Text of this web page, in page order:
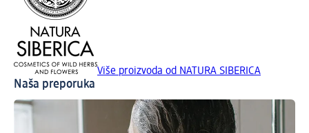
Više proizvoda od NATURA SIBERICA
Naša preporuka